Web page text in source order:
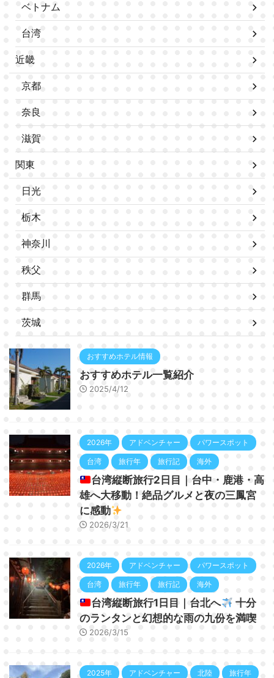
ベトナム
台湾
近畿
京都
奈良
滋賀
関東
日光
栃木
神奈川
秩父
群馬
茨城
おすすめホテル情報
おすすめホテル一覧紹介
2025/4/12
2026年 アドベンチャー パワースポット
台湾 旅行年 旅行記 海外
台湾縦断旅行2日目｜台中・鹿港・高
雄へ大移動！絶品グルメと夜の三鳳宮
に感動
2026/3/21
2026年 アドベンチャー パワースポット
台湾 旅行年 旅行記 海外
台湾縦断旅行1日目｜台北へ
十分
のランタンと幻想的な雨の九份を満喫
2026/3/15
2025年 アドベンチャー 北陸 旅行年